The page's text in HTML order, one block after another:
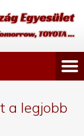
a legjobb